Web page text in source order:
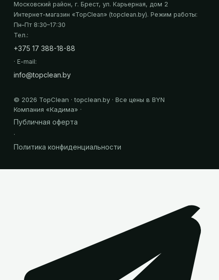
Московский район, г. Брест, ул. Карьерная, дом 2
Интернет-магазин «TopClean» (topclean.by). Режим работы:
Пн–Пт 8:30–17:30
Тел.:
+375 17 388-18-88
· E-mail:
info@topclean.by
© 2026 TopClean · topclean.by · Все цены в BYN
Компания «Кадима» ·
Публичная оферта
·
Политика конфиденциальности